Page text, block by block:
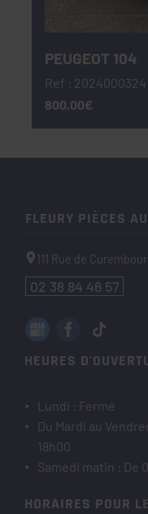
PEUGEOT 104
Ref : 2024000324
800,00€
FLEURY PIÈCES
111 Rue de
02 38 84 46 57
HEURES
Lundi : Fermé
Du Mardi au
18h00
Samedi matin : De
HORAIRES POUR